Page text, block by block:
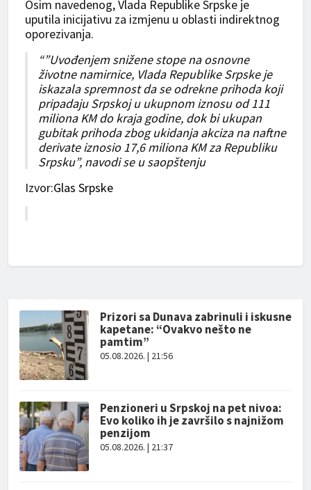
Osim navedenog, Vlada Republike Srpske je
uputila inicijativu za izmjenu u oblasti indirektnog
oporezivanja.
“”Uvođenjem snižene stope na osnovne
životne namirnice, Vlada Republike Srpske je
iskazala spremnost da se odrekne prihoda koji
pripadaju Srpskoj u ukupnom iznosu od 111
miliona KM do kraja godine, dok bi ukupan
gubitak prihoda zbog ukidanja akciza na naftne
derivate iznosio 17,6 miliona KM za Republiku
Srpsku”, navodi se u saopštenju
Izvor:Glas Srpske
Prizori sa Dunava zabrinuli i iskusne
kapetane: “Ovakvo nešto ne
pamtim”
05.08.2026. | 21:56
Penzioneri u Srpskoj na pet nivoa:
Evo koliko ih je završilo s najnižom
penzijom
05.08.2026. | 21:37